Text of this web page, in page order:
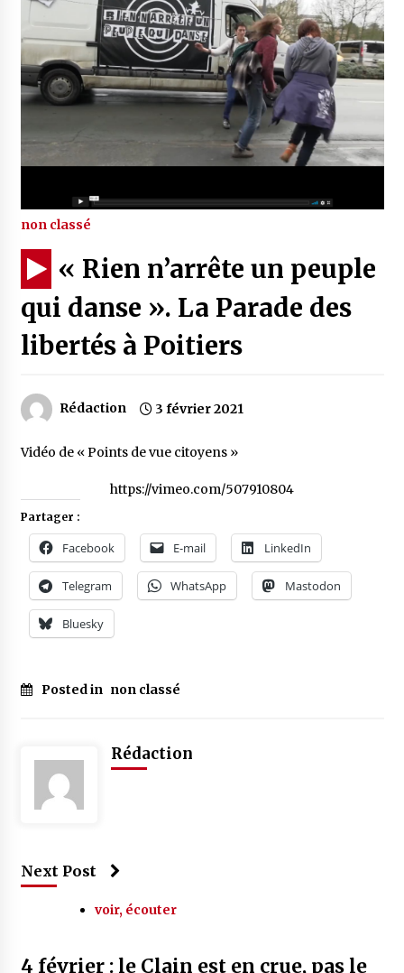
non classé
« Rien n’arrête un peuple
qui danse ». La Parade des
libertés à Poitiers
Rédaction 3 février 2021
Vidéo de « Points de vue citoyens »
https://vimeo.com/507910804
Partager :
Facebook E-mail LinkedIn
Telegram WhatsApp Mastodon
Bluesky
Posted in non classé
Rédaction
Next Post
voir, écouter
4 février : le Clain est en crue, pas le